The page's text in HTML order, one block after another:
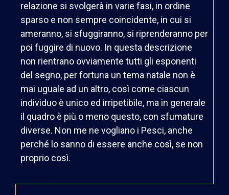
relazione si svolgerà in varie fasi, in ordine
sparso e non sempre coincidente, in cui si
ameranno, si sfuggiranno, si riprenderanno per
poi fuggire di nuovo. In questa descrizione
non rientrano ovviamente tutti gli esponenti
del segno, per fortuna un tema natale non è
mai uguale ad un altro, così come ciascun
individuo è unico ed irripetibile, ma in generale
il quadro è più o meno questo, con sfumature
diverse. Non me ne vogliano i Pesci, anche
perché lo sanno di essere anche così, se non
proprio così.